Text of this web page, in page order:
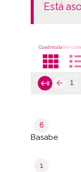
está
CuadrículaVer
6
Basabe
1